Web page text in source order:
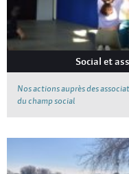
Social et
Nos actions auprès des
du champ social